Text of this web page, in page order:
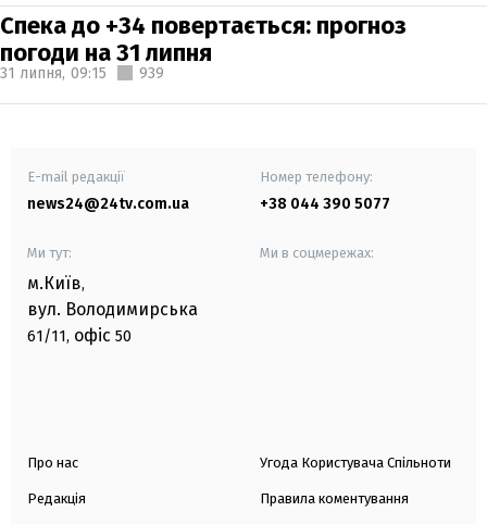
Спека до +34 повертається: прогноз
погоди на 31 липня
31 липня, 09:15 939
E-mail редакції
news24@24tv.com.ua
Номер телефону:
+38 044 390 5077
Ми тут:
м.Київ,
вул. Володимирська
61/11, офіс 50
Ми в соцмережах:
Про нас
Редакція
Угода Користувача Спільноти
Правила коментування